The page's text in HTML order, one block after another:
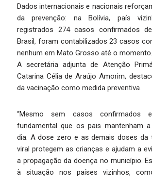
Dados internacionais e nacionais
da prevenção: na Bolívia, país
registrados 274 casos confirmados
Brasil, foram contabilizados 23 casos
nenhum em Mato Grosso até o momento.
A secretária adjunta de Atenção
Catarina Célia de Araújo Amorim,
da vacinação como medida preventiva.
“Mesmo sem casos confirmados
fundamental que os pais mantenham
dia. A dose zero e as demais doses da
viral protegem as crianças e ajudam a
a propagação da doença no município.
à situação nos países vizinhos,